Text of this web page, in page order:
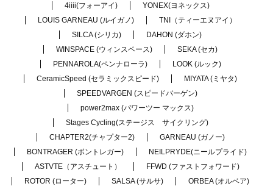
4iiii(フォーアイ)
YONEX(ヨネックス)
LOUIS GARNEAU (ルイガノ)
TNI（ティーエヌアイ）
SILCA (シリカ)
DAHON (ダホン)
WINSPACE (ウィンスペース)
SEKA (セカ)
PENNAROLA(ペンナローラ)
LOOK (ルック)
CeramicSpeed (セラミックスピード)
MIYATA (ミヤタ)
SPEEDVARGEN (スピードバーゲン)
power2max (パワーツー マックス)
Stages Cycling(ステージス サイクリング)
CHAPTER2(チャプター2)
GARNEAU (ガノー)
BONTRAGER (ボントレガー)
NEILPRYDE(ニールプライド)
ASTVTE（アスチュート）
FFWD (ファストフォワード)
ROTOR (ローター)
SALSA (サルサ)
ORBEA (オルベア)